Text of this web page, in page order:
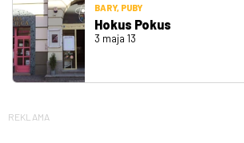
BARY, PUBY
Hokus Pokus
3 maja 13
REKLAMA